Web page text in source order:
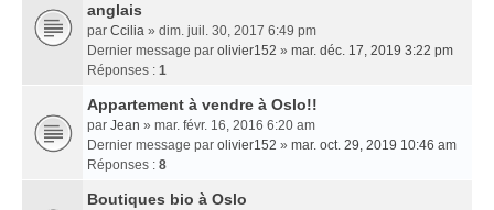
anglais
par Ccilia » dim. juil. 30, 2017 6:49 pm
Dernier message par olivier152 » mar. déc. 17, 2019 3:22 pm
Réponses : 1
Appartement à vendre à Oslo!!
par Jean » mar. févr. 16, 2016 6:20 am
Dernier message par olivier152 » mar. oct. 29, 2019 10:46 am
Réponses : 8
Boutiques bio à Oslo